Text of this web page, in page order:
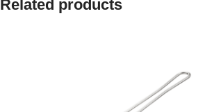
Related products